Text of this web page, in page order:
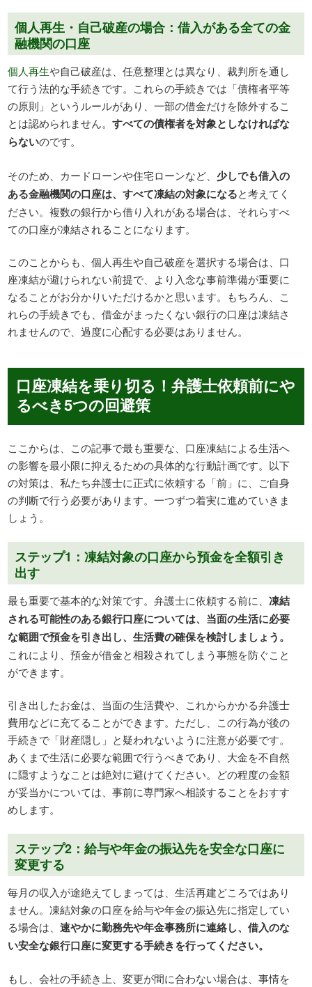
個人再生・自己破産の場合：借入がある全ての金
融機関の口座
個人再生や自己破産は、任意整理とは異なり、裁判所を通し
て行う法的な手続きです。これらの手続きでは「債権者平等
の原則」というルールがあり、一部の借金だけを除外するこ
とは認められません。すべての債権者を対象としなければな
らないのです。
そのため、カードローンや住宅ローンなど、少しでも借入の
ある金融機関の口座は、すべて凍結の対象になると考えてく
ださい。複数の銀行から借り入れがある場合は、それらすべ
ての口座が凍結されることになります。
このことからも、個人再生や自己破産を選択する場合は、口
座凍結が避けられない前提で、より入念な事前準備が重要に
なることがお分かりいただけるかと思います。もちろん、こ
れらの手続きでも、借金がまったくない銀行の口座は凍結さ
れませんので、過度に心配する必要はありません。
口座凍結を乗り切る！弁護士依頼前にや
るべき5つの回避策
ここからは、この記事で最も重要な、口座凍結による生活へ
の影響を最小限に抑えるための具体的な行動計画です。以下
の対策は、私たち弁護士に正式に依頼する「前」に、ご自身
の判断で行う必要があります。一つずつ着実に進めていきま
しょう。
ステップ1：凍結対象の口座から預金を全額引き
出す
最も重要で基本的な対策です。弁護士に依頼する前に、凍結
される可能性のある銀行口座については、当面の生活に必要
な範囲で預金を引き出し、生活費の確保を検討しましょう。
これにより、預金が借金と相殺されてしまう事態を防ぐこと
ができます。
引き出したお金は、当面の生活費や、これからかかる弁護士
費用などに充てることができます。ただし、この行為が後の
手続きで「財産隠し」と疑われないように注意が必要です。
あくまで生活に必要な範囲で行うべきであり、大金を不自然
に隠すようなことは絶対に避けてください。どの程度の金額
が妥当かについては、事前に専門家へ相談することをおすす
めします。
ステップ2：給与や年金の振込先を安全な口座に
変更する
毎月の収入が途絶えてしまっては、生活再建どころではあり
ません。凍結対象の口座を給与や年金の振込先に指定してい
る場合は、速やかに勤務先や年金事務所に連絡し、借入のな
い安全な銀行口座に変更する手続きを行ってください。
もし、会社の手続き上、変更が間に合わない場合は、事情を